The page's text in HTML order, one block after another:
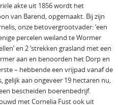
akte uit 1856 wordt het
van Barend, opgemaakt. Bij zijn
onze betovergrootvader: ‘een
percelen weiland te Wormer
en 2 ‘strekken grasland met een
aan en benoorden het Dorp en
– hebbende een vrijpad vanaf de
gelijk aan ongeveer 19 hectaren nu,
bescheiden boerenbedrijf.
met Cornelia Fust ook uit